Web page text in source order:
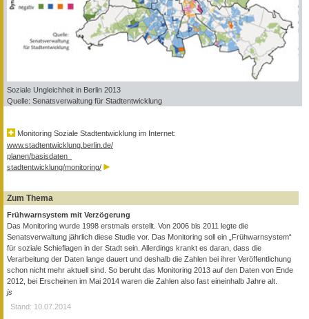
Soziale Ungleichheit in Berlin 2013
Quelle: Senatsverwaltung für Stadtentwicklung
Monitoring Soziale Stadtentwicklung im Internet:
www.stadtentwicklung.berlin.de/
planen/basisdaten_
stadtentwicklung/monitoring/
Zum Thema
Frühwarnsystem mit Verzögerung
Das Monitoring wurde 1998 erstmals erstellt. Von 2006 bis 2011 legte die
Senatsverwaltung jährlich diese Studie vor. Das Monitoring soll ein „Frühwarnsystem“
für soziale Schieflagen in der Stadt sein. Allerdings krankt es daran, dass die
Verarbeitung der Daten lange dauert und deshalb die Zahlen bei ihrer Veröffentlichung
schon nicht mehr aktuell sind. So beruht das Monitoring 2013 auf den Daten von Ende
2012, bei Erscheinen im Mai 2014 waren die Zahlen also fast eineinhalb Jahre alt.
js
Stand: 10.07.2014